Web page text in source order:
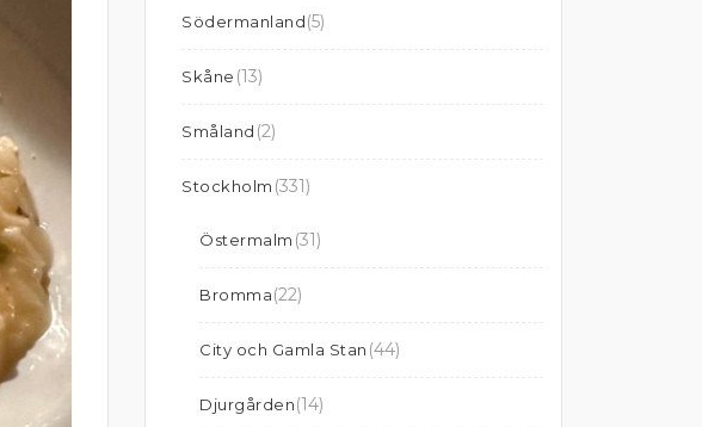
Södermanland(5)
Skåne (13)
Småland (2)
Stockholm (331)
Östermalm (31)
Bromma(22)
City och Gamla Stan (44)
Djurgården(14)